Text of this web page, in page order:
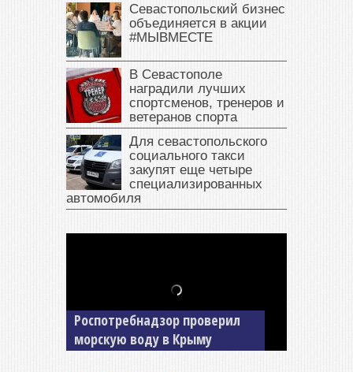
Севастопольский бизнес
объединяется в акции
#МЫВМЕСТЕ
В Севастополе
наградили лучших
спортсменов, тренеров и
ветеранов спорта
Для севастопольского
социального такси
закупят еще четыре
специализированных
автомобиля
В Крыму у жителя Саки
изъяли автомобиль —
накопил долги по штрафам
ГИБДД